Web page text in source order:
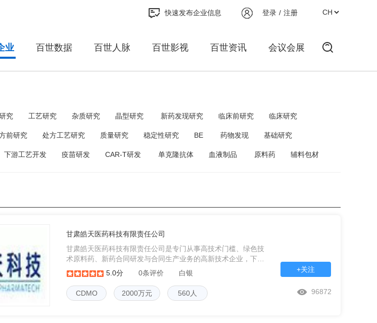
登录 / 注册
快速发布企业信息
业 百世数据 百世人脉 百世影视 百世资讯 会议会展
究 工艺研究 杂质研究 晶型研究 新药发现研究 临床前研究 临床研究
前研究 处方工艺研究 质量研究 稳定性研究 BE 药物发现 基础研究
下游工艺开发 疫苗研发 CAR-T研发 单克隆抗体 血液制品 原料药 辅料包材
甘肃皓天医药科技有限责任公司
甘肃皓天医药科技有限责任公司是专门从事高技术门槛、绿色技
术原料药、新药合同研发与合同生产业务的高新技术企业，下设
有甘肃省企业技术中心、甘肃省仿制药工程技术中心两个省级技
术开发与服务平台，分别负
5.0分 0条评价 白银
CDMO 2000万元 560人 96872
+关注